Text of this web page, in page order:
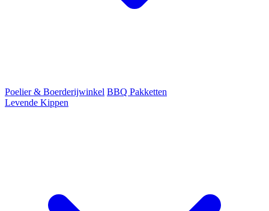
Poelier & Boerderijwinkel BBQ Pakketten
Levende Kippen